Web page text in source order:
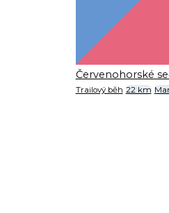
Červenohorské
Trailový běh 22 km